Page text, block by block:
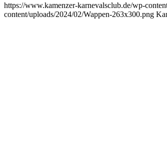
https://www.kamenzer-karnevalsclub.de/wp-
content/uploads/2024/02/Wappen-263x300.png